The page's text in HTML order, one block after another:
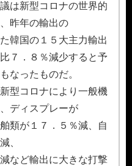
は新型コロナの世界的
昨年の輸出の
韓国の１５大主力輸出
７．８％減少すると予
なったものだ。
型コロナにより一般機
ディスプレーが
類が１７．５％減、自
、
など輸出に大きな打撃